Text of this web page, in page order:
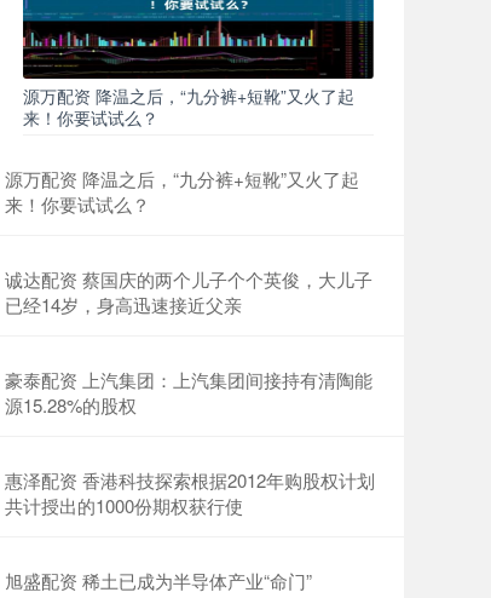
源万配资 降温之后，“九分裤+短靴”又火了起
来！你要试试么？
源万配资 降温之后，“九分裤+短靴”又火了起
来！你要试试么？
诚达配资 蔡国庆的两个儿子个个英俊，大儿子
已经14岁，身高迅速接近父亲
豪泰配资 上汽集团：上汽集团间接持有清陶能
源15.28%的股权
惠泽配资 香港科技探索根据2012年购股权计划
共计授出的1000份期权获行使
旭盛配资 稀土已成为半导体产业“命门”